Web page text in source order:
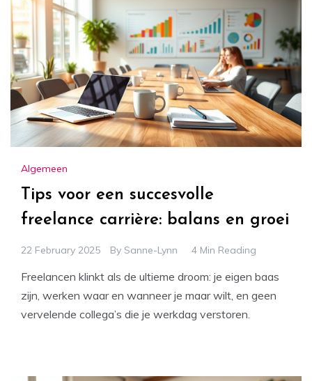
Algemeen
Tips voor een succesvolle
freelance carrière: balans en groei
22 February 2025 By Sanne-Lynn 4 Min Reading
Freelancen klinkt als de ultieme droom: je eigen baas
zijn, werken waar en wanneer je maar wilt, en geen
vervelende collega’s die je werkdag verstoren.